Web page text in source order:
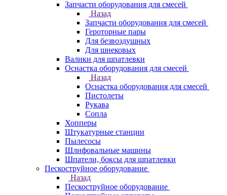
Запчасти оборудования для смесей
Назад
Запчасти оборудования для смесей
Героторные пары
Для безвоздушных
Для шнековых
Валики для шпатлевки
Оснастка оборудования для смесей
Назад
Оснастка оборудования для смесей
Пистолеты
Рукава
Сопла
Хопперы
Штукатурные станции
Пылесосы
Шлифовальные машины
Шпатели, боксы для шпатлевки
Пескоструйное оборудование
Назад
Пескоструйное оборудование